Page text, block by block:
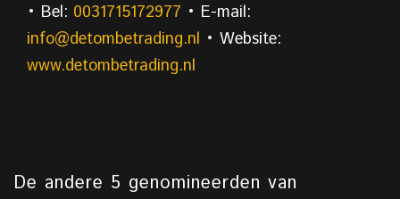
• Bel: 0031715172977 • E-mail:
info@detombetrading.nl • Website:
www.detombetrading.nl
De andere 5 genomineerden van